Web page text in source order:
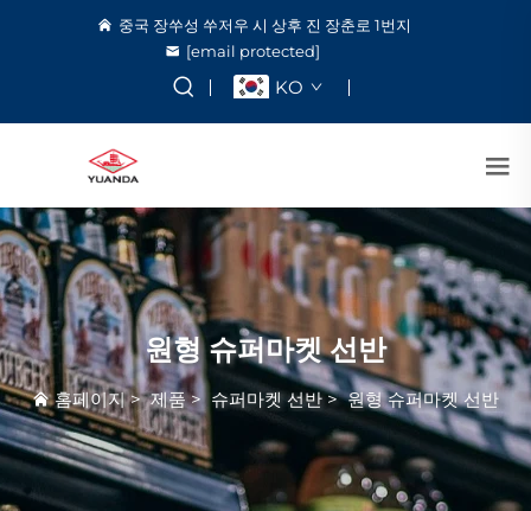
중국 장쑤성 쑤저우 시 상후 진 장춘로 1번지
[email protected]
KO
원형 슈퍼마켓 선반
홈페이지>제품> 슈퍼마켓 선반>원형 슈퍼마켓 선반